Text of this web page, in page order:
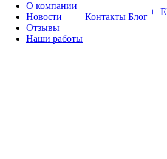
О компании
Новости
Отзывы
Наши работы
Контакты Блог +